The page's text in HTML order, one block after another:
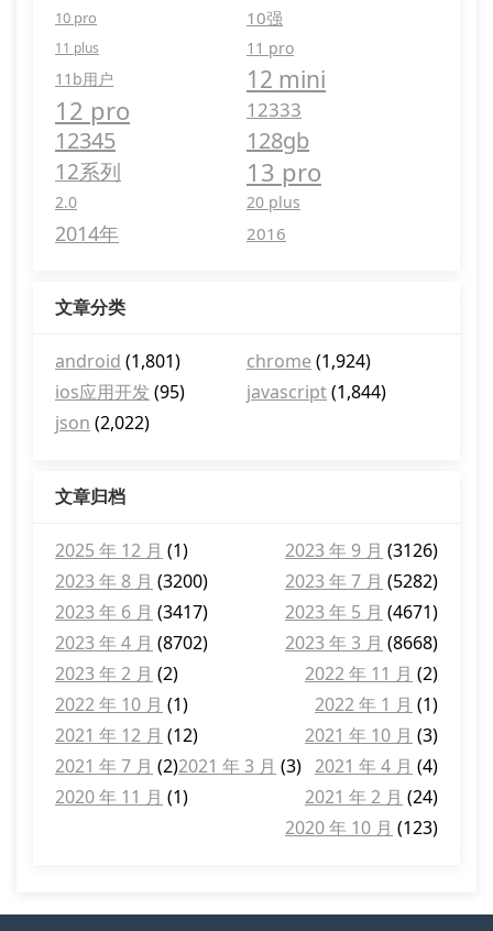
10 pro 10强
11 plus
11 pro
11b用户
12 mini
12 pro 12333
12345 128gb
12系列 13 pro
2.0 20 plus
2014年 2016
文章分类
android (1,801) chrome (1,924)
ios应用开发 (95) javascript(1,844)
json (2,022)
文章归档
2025 年 12 月 (1) 2023 年 9 月 (3126)
2023 年 8 月 (3200) 2023 年 7 月 (5282)
2023 年 6 月 (3417) 2023 年 5 月 (4671)
2023 年 4 月 (8702) 2023 年 3 月 (8668)
2023 年 2 月 (2) 2022 年 11 月 (2)
2022 年 10 月 (1) 2022 年 1 月 (1)
2021 年 12 月 (12) 2021 年 10 月 (3)
2021 年 7 月 (2) 2021 年 4 月 (4)
2021 年 3 月 (3)
2021 年 2 月 (24)
2020 年 11 月 (1)
2020 年 10 月 (123)